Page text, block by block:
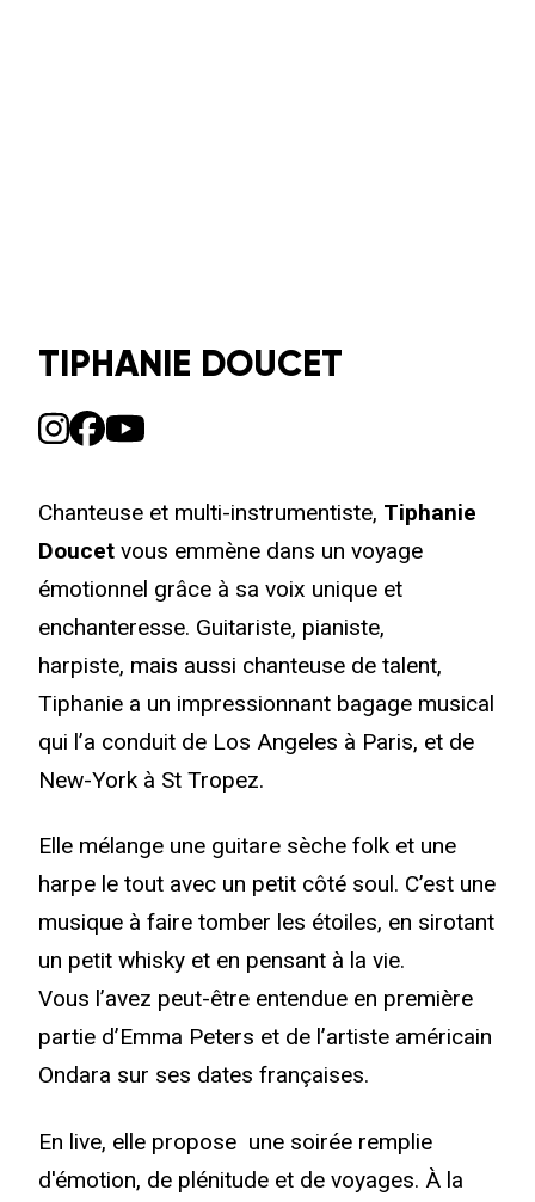
TIPHANIE DOUCET
Chanteuse et multi-instrumentiste, Tiphanie
Doucet vous emmène dans un voyage
émotionnel grâce à sa voix unique et
enchanteresse. Guitariste, pianiste,
harpiste, mais aussi chanteuse de talent,
Tiphanie a un impressionnant bagage musical
qui l’a conduit de Los Angeles à Paris, et de
New-York à St Tropez.
Elle mélange une guitare sèche folk et une
harpe le tout avec un petit côté soul. C’est une
musique à faire tomber les étoiles, en sirotant
un petit whisky et en pensant à la vie.
Vous l’avez peut-être entendue en première
partie d’Emma Peters et de l’artiste américain
Ondara sur ses dates françaises.
En live, elle propose une soirée remplie
d'émotion, de plénitude et de voyages. À la